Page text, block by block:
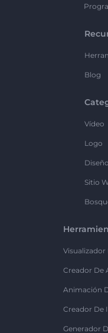
Blog
Vídeo
Logo
Sitio
Visualizador
Creador De
Animación
Creador De
Generador